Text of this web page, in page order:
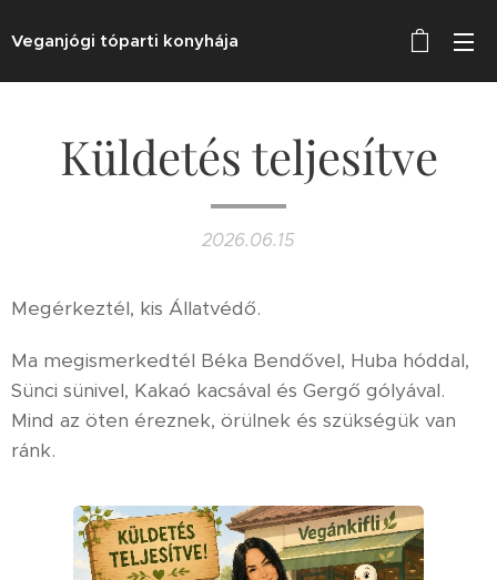
Veganjógi tóparti konyhája
Küldetés teljesítve
2026.06.15
Megérkeztél, kis Állatvédő.
Ma megismerkedtél Béka Bendővel, Huba hóddal,
Sünci sünivel, Kakaó kacsával és Gergő gólyával.
Mind az öten éreznek, örülnek és szükségük van
ránk.